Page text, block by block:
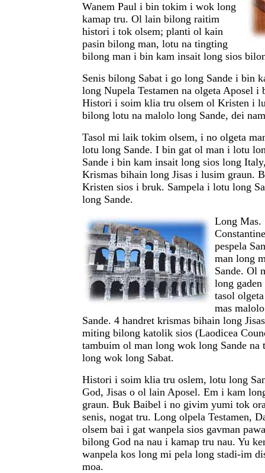
Wanem Paul i bin tokim i wok long
kamap tru. Ol lain bilong raitim
histori i tok olsem; planti ol kain
pasin bilong man, lotu na tingting
bilong man i bin kam insait long sios
Senis bilong Sabat i go long Sande i bin
long Nupela Testamen na olgeta Aposel i
Histori i soim klia tru olsem ol Kristen i
bilong lotu na malolo long Sande, dei
Tasol mi laik tokim olsem, i no olgeta
lotu long Sande. I bin gat ol man i lotu
Sande i bin kam insait long sios long
Krismas bihain long Jisas i lusim graun.
Kristen sios i bruk. Sampela i lotu long
long Sande.
Long Mas.
pespela
man long
Sande. Ol
long
tasol
mas
Sande. 4 handret krismas bihain long
miting bilong katolik sios (Laodicea
tambuim ol man long wok long Sande na
long wok long Sabat.
Histori i soim klia tru oslem, lotu long
God, Jisas o ol lain Aposel. Em i kam
graun. Buk Baibel i no givim yumi tok
senis, nogat tru. Long olpela Testamen,
olsem bai i gat wanpela sios gavman
bilong God na nau i kamap tru nau. Yu
wanpela kos long mi pela long stadi-im
moa.